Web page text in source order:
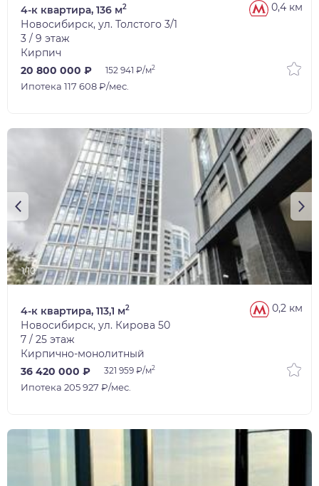
0,4 км
4-к квартира, 136 м2
Новосибирск, ул. Толстого 3/1
3 / 9 этаж
Кирпич
20 800 000 ₽
152 941 ₽/м2
Ипотека 117 608 ₽/мес.
1/10
0,2 км
4-к квартира, 113,1 м2
Новосибирск, ул. Кирова 50
7 / 25 этаж
Кирпично-монолитный
36 420 000 ₽
321 959 ₽/м2
Ипотека 205 927 ₽/мес.